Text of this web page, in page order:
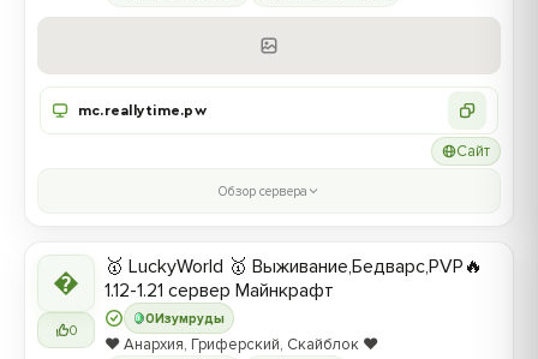
mc.reallytime.pw
Сайт
Обзор сервера

0
0Изумруды
🥇 LuckyWorld 🥇 Выживание,Бедварс,PVP🔥
1.12-1.21 сервер Майнкрафт
❤️ Анархия, Гриферский, Скайблок ❤️